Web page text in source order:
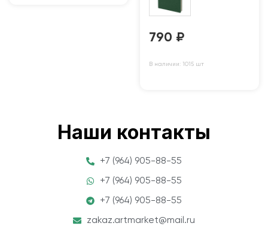
790 ₽
В наличии: 1015 шт
Наши контакты
+7 (964) 905-88-55
+7 (964) 905-88-55
+7 (964) 905-88-55
zakaz.artmarket@mail.ru